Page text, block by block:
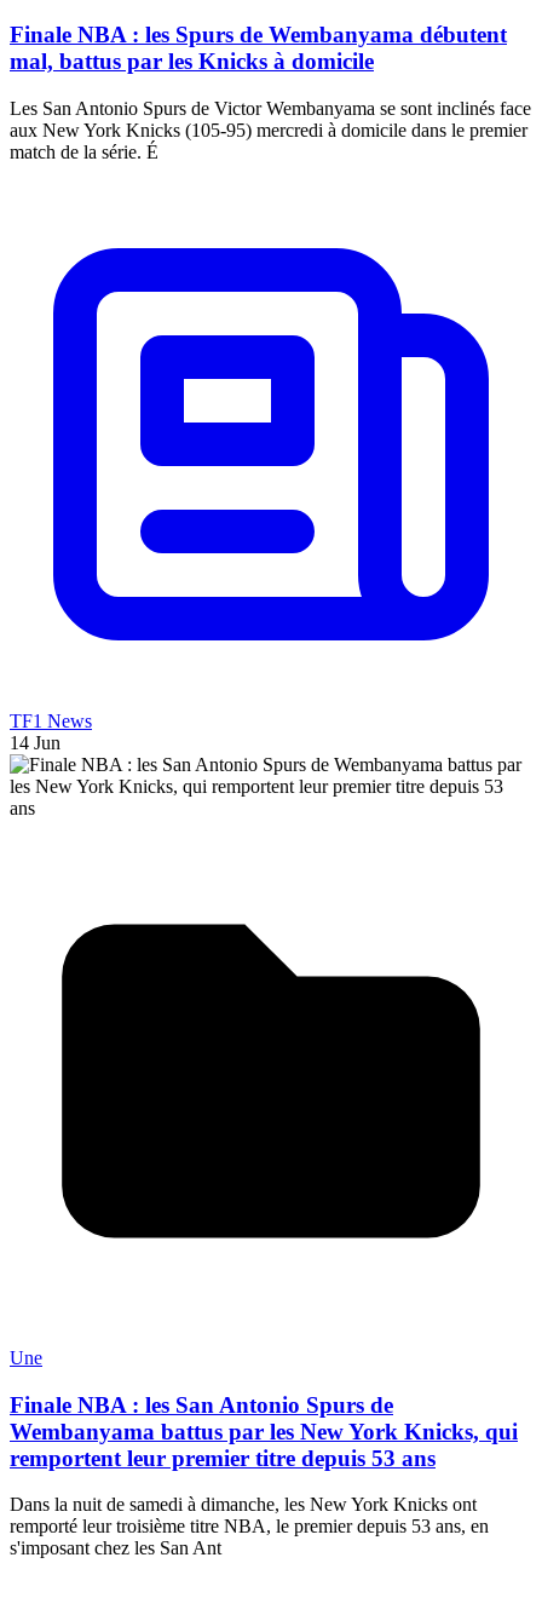
Finale NBA : les Spurs de Wembanyama débutent
mal, battus par les Knicks à domicile
Les San Antonio Spurs de Victor Wembanyama se sont inclinés face
aux New York Knicks (105-95) mercredi à domicile dans le premier
match de la série. É
TF1 News
14 Jun
Une
Finale NBA : les San Antonio Spurs de
Wembanyama battus par les New York Knicks, qui
remportent leur premier titre depuis 53 ans
Dans la nuit de samedi à dimanche, les New York Knicks ont
remporté leur troisième titre NBA, le premier depuis 53 ans, en
s'imposant chez les San Ant